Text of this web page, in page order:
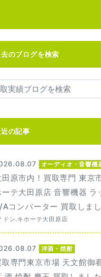
のブログを検索
の記事
オーディオ・音響機
田原市内！買取専門 東京
ーテ大田原店 音響機器 ラ
Aコンバーター 買取しまし
ドン.キホーテ大田原店
洋酒・焼酎
取専門東京市場 天文館御